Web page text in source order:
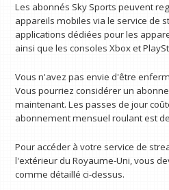
Les abonnés Sky Sports peuvent
appareils mobiles via le service de
applications dédiées pour les
ainsi que les consoles Xbox et
Vous n'avez pas envie d'être
Vous pourriez considérer un
maintenant. Les passes de jour
abonnement mensuel roulant est
Pour accéder à votre service de
l'extérieur du Royaume-Uni, vous
comme détaillé ci-dessus.